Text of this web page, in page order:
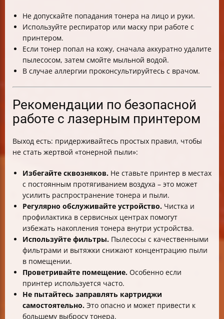
Не допускайте попадания тонера на лицо и руки.
Используйте респиратор или маску при работе с
принтером.
Если тонер попал на кожу, сначала аккуратно удалите
пылесосом, затем смойте мыльной водой.
В случае аллергии проконсультируйтесь с врачом.
Рекомендации по безопасной
работе с лазерным принтером
Выход есть: придерживайтесь простых правил, чтобы
не стать жертвой «тонерной пыли»:
Избегайте сквозняков. Не ставьте принтер в местах
с постоянным протягиванием воздуха – это может
усилить распространение тонера и пыли.
Регулярно обслуживайте устройство. Чистка и
профилактика в сервисных центрах помогут
избежать накопления тонера внутри устройства.
Используйте фильтры. Пылесосы с качественными
фильтрами и вытяжки снижают концентрацию пыли
в помещении.
Проветривайте помещение. Особенно если
принтер используется часто.
Не пытайтесь заправлять картриджи
самостоятельно. Это опасно и может привести к
большему выбросу тонера.